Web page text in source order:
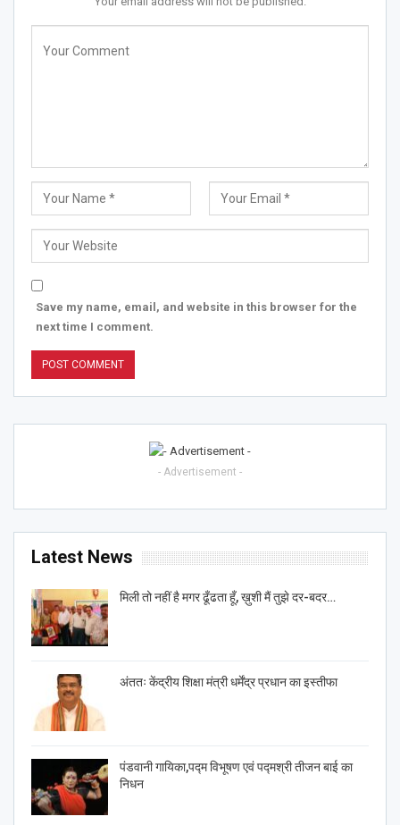
Save my name, email, and website in this browser for the
next time I comment.
- Advertisement -
Latest News
मिली तो नहीं है मगर ढूँढता हूँ, ख़ुशी मैं तुझे दर-बदर…
अंततः केंद्रीय शिक्षा मंत्री धर्मेंद्र प्रधान का इस्तीफा
पंडवानी गायिका,पद्म विभूषण एवं पद्मश्री तीजन बाई का
निधन